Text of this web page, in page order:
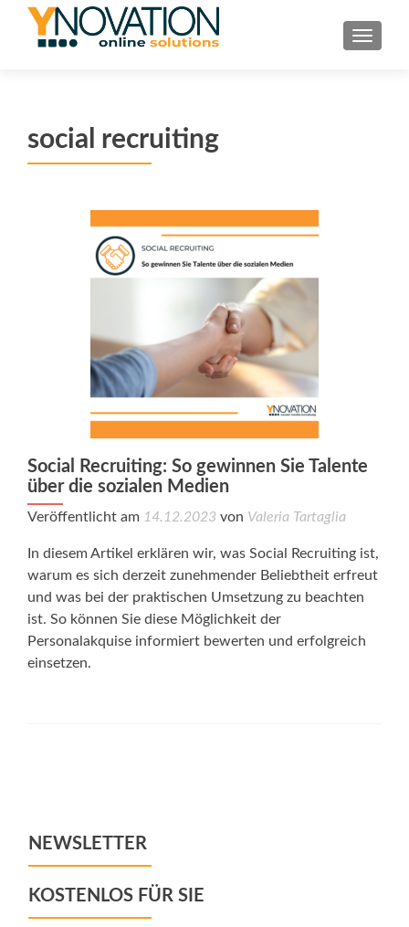
social recruiting
Social Recruiting: So gewinnen Sie Talente
über die sozialen Medien
Veröffentlicht am 14.12.2023 von Valeria Tartaglia
In diesem Artikel erklären wir, was Social Recruiting ist,
warum es sich derzeit zunehmender Beliebtheit erfreut
und was bei der praktischen Umsetzung zu beachten
ist. So können Sie diese Möglichkeit der
Personalakquise informiert bewerten und erfolgreich
einsetzen.
NEWSLETTER
KOSTENLOS FÜR SIE